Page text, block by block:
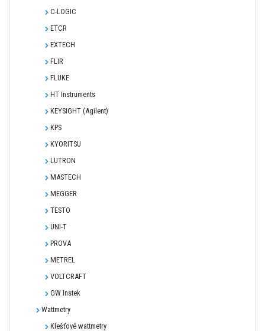
C-LOGIC
ETCR
EXTECH
FLIR
FLUKE
HT Instruments
KEYSIGHT (Agilent)
KPS
KYORITSU
LUTRON
MASTECH
MEGGER
TESTO
UNI-T
PROVA
METREL
VOLTCRAFT
GW Instek
Wattmetry
Klešťové wattmetry